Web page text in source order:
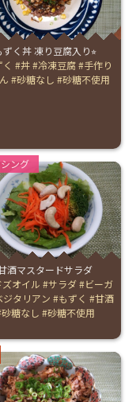
ずく丼 凍り豆腐入り⭐︎
丼 冷凍豆腐 手作り
砂糖なし 砂糖不使用
ング
酒マスタードサラダ
オイル サラダ ビーガ
ジタリアン もずく
甘酒
砂糖なし
砂糖不使用
座・クラス
希望される方へ